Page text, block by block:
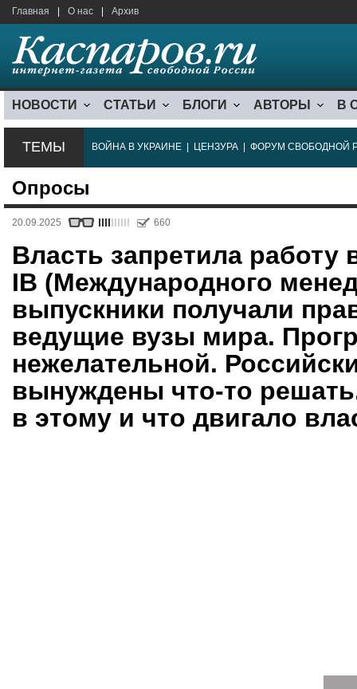
Главная О нас Архив
НОВОСТИ СТАТЬИ БЛОГИ АВТОРЫ В
ТЕМЫ ВОЙНА В УКРАИНЕ ЦЕНЗУРА ФОРУМ СВОБОДНОЙ
Опросы
20.09.2025 660
Власть запретила
IB (Международного
выпускники получали
ведущие вузы мира.
нежелательной.
вынуждены что-то
в этому и что двигало